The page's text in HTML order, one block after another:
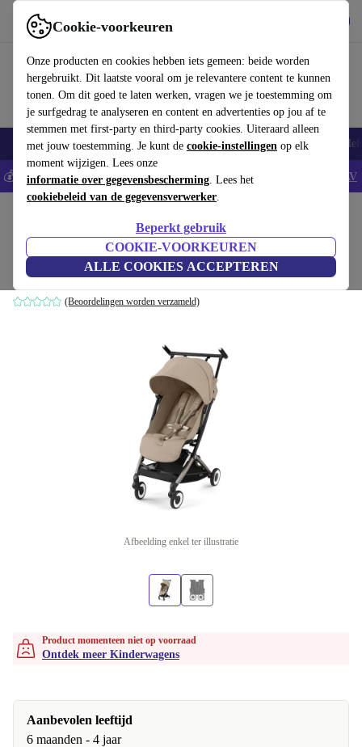
Cookie-voorkeuren
Onze producten en cookies hebben iets gemeen: beide worden
hergebruikt. Dit laatste vooral om je relevantere content te kunnen
tonen. Om dit goed te laten werken, vragen we je toestemming om
je surfgedrag te analyseren en content en advertenties op jou af te
stemmen met first-party en third-party cookies. Uiteraard alleen
met jouw toestemming. Je kunt de cookie-instellingen op elk
moment wijzigen. Lees onze
informatie over gegevensbescherming. Lees het
cookiebeleid van de gegevensverwerker.
Beperkt gebruik
COOKIE-VOORKEUREN
ALLE COOKIES ACCEPTEREN
Gebruik refurbed snel en eenvoudig
Smartphones Laptops Tablets Smartwatches Accessoires
💰Bespaar 5% EXTRA op alle iPhones - Code: IPHONEDEAL - AV
Cybex goud Libelle kinderwagen
beige
(Beoordelingen worden verzameld)
Afbeelding enkel ter illustratie
Product momenteen niet op voorraad
Ontdek meer Kinderwagens
Aanbevolen leeftijd
6 maanden - 4 jaar